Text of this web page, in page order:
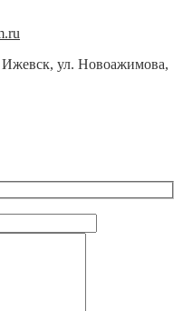
Ижевск, ул. Новоажимова,